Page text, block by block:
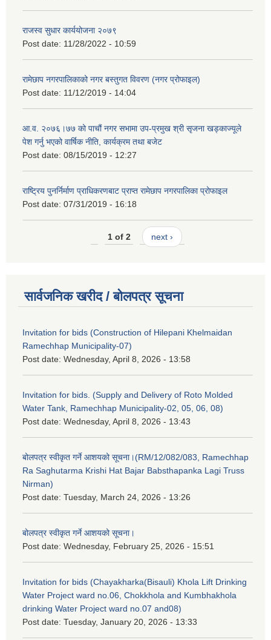
राजस्व सुधार कार्ययोजना २०७९
Post date: 11/28/2022 - 10:59
रामेछाप नगरपालिकाको नगर बस्तुगत विवरण (नगर प्रोफाइल)
Post date: 11/12/2019 - 14:04
आ.व. २०७६।७७ को पाचौं नगर सभामा उप-प्रमुख श्री सृजना खड्काज्यूले
पेश गर्नु भएको वार्षिक नीति, कार्यक्रम तथा बजेट
Post date: 08/15/2019 - 12:27
राष्ट्रिय पुनर्निर्माण प्राधिकरणबाट प्राप्त रामेछाप नगरपालिका प्रोफाइल
Post date: 07/31/2019 - 16:18
1 of 2 next ›
सार्वजनिक खरीद / बोलपत्र सूचना
Invitation for bids (Construction of Hilepani Khelmaidan
Ramechhap Municipality-07)
Post date: Wednesday, April 8, 2026 - 13:58
Invitation for bids. (Supply and Delivery of Roto Molded
Water Tank, Ramechhap Municipality-02, 05, 06, 08)
Post date: Wednesday, April 8, 2026 - 13:43
बोलपत्र स्वीकृत गर्ने आशयको सूचना।(RM/12/082/083, Ramechhap
Ra Saghutarma Krishi Hat Bajar Babsthapanka Lagi Truss
Nirman)
Post date: Tuesday, March 24, 2026 - 13:26
बोलपत्र स्वीकृत गर्ने आशयको सूचना।
Post date: Wednesday, February 25, 2026 - 15:51
Invitation for bids (Chayakharka(Bisauli) Khola Lift Drinking
Water Project ward no.06, Chokkhola and Kumbhakhola
drinking Water Project ward no.07 and08)
Post date: Tuesday, January 20, 2026 - 13:33